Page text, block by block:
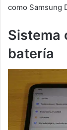
como Samsung
Sistema
batería